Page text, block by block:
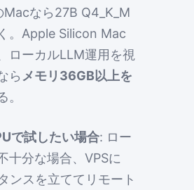
Macなら27B Q4_K_M
。Apple Silicon Mac
ローカルLLM運用を視
ら メモリ36GB以上を
。
で試したい場合: ロー
十分な場合、VPSに
ンスを立ててリモート